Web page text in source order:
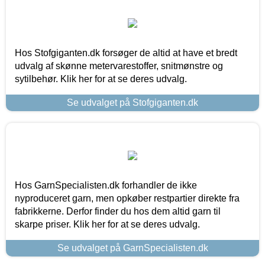
Hos Stofgiganten.dk forsøger de altid at have et bredt
udvalg af skønne metervarestoffer, snitmønstre og
sytilbehør. Klik her for at se deres udvalg.
Se udvalget på Stofgiganten.dk
Hos GarnSpecialisten.dk forhandler de ikke
nyproduceret garn, men opkøber restpartier direkte fra
fabrikkerne. Derfor finder du hos dem altid garn til
skarpe priser. Klik her for at se deres udvalg.
Se udvalget på GarnSpecialisten.dk